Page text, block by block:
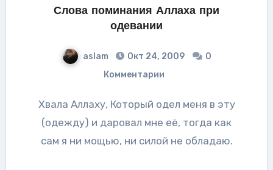
Слова поминания Аллаха при
одевании
aslam Окт 24, 2009
0
Комментарии
Хвала Аллаху, Который одел меня в эту
(одежду) и даровал мне её, тогда как
сам я ни мощью, ни силой не обладаю.